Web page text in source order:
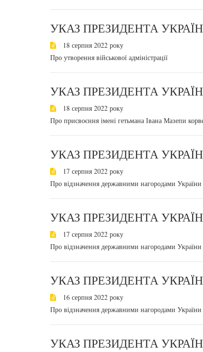
УКАЗ ПРЕЗИДЕНТА
18 серпня 2022 року
Про утворення військової адміністрації
УКАЗ ПРЕЗИДЕНТА
18 серпня 2022 року
Про присвоєння імені гетьмана Івана Мазепи
УКАЗ ПРЕЗИДЕНТА
17 серпня 2022 року
Про відзначення державними нагородами України
УКАЗ ПРЕЗИДЕНТА
17 серпня 2022 року
Про відзначення державними нагородами України
УКАЗ ПРЕЗИДЕНТА
16 серпня 2022 року
Про відзначення державними нагородами України
УКАЗ ПРЕЗИДЕНТА